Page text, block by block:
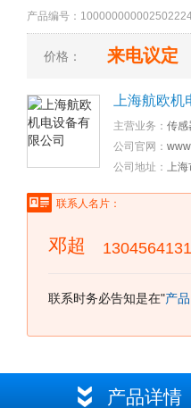
产品编号：
价格： 来电议定
上海航欧
主营业务： 传感
公司官网：
公司地址： 上海
联系人名片：
邓超
联系时务必告知是在"产
产品详情